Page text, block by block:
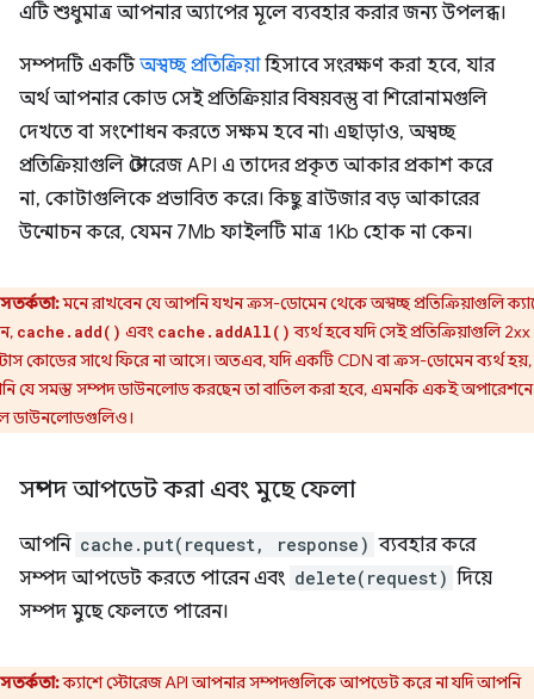
এটি শুধুমাত্র আপনার অ্যাপের মূলে ব্যবহার করার জন্য উপলব্ধ।
সম্পদটি একটিঅস্বচ্ছ প্রতিক্রিয়াহিসাবে সংরক্ষণ করা হবে, যার
অর্থ আপনার কোড সেই প্রতিক্রিয়ার বিষয়বস্তু বা শিরোনামগুলি
দেখতে বা সংশোধন করতে সক্ষম হবে না৷ এছাড়াও, অস্বচ্ছ
প্রতিক্রিয়াগুলি স্টোরেজ API এ তাদের প্রকৃত আকার প্রকাশ করে
না, কোটাগুলিকে প্রভাবিত করে। কিছু ব্রাউজার বড় আকারের
উন্মোচন করে, যেমন 7Mb ফাইলটি মাত্র 1Kb হোক না কেন।
সতর্কতা:মনে রাখবেন যে আপনি যখন ক্রস-ডোমেন থেকে অস্বচ্ছ প্রতিক্রিয়াগুলি
cache.add() এবং cache.addAll() ব্যর্থ হবে যদি সেই প্রতিক্রিয়াগুলি 2xx
কোডের সাথে ফিরে না আসে। অতএব, যদি একটি CDN বা ক্রস-ডোমেন ব্যর্থ হয়,
যে সমস্ত সম্পদ ডাউনলোড করছেন তা বাতিল করা হবে, এমনকি একই অপারেশনে
ডাউনলোডগুলিও।
সম্পদ আপডেট করা এবং মুছে ফেলা
আপনি cache.put(request, response) ব্যবহার করে
সম্পদ আপডেট করতে পারেন এবং delete(request) দিয়ে
সম্পদ মুছে ফেলতে পারেন।
সতর্কতা:ক্যাশে স্টোরেজ API আপনার সম্পদগুলিকে আপডেট করে না যদি আপনি